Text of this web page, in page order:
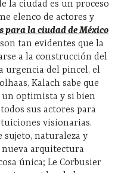
la ciudad es un proceso
elenco de actores y
para la ciudad de México
tan evidentes que la
a la construcción del
urgencia del pincel, el
Kalach sabe que
optimista y si bien
sus actores para
visionarias.
naturaleza y
arquitectura
única; Le Corbusier